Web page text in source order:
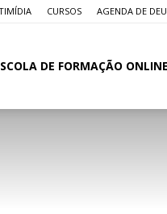
CURSOS AGENDA DE
DE FORMAÇÃO ONLINE